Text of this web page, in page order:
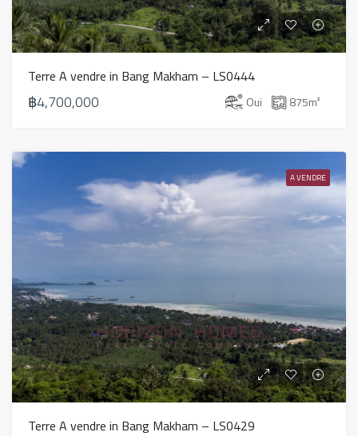
Terre A vendre in Bang Makham – LS0444
฿4,700,000 Oui 875m²
A VENDRE
Terre A vendre in Bang Makham – LS0429